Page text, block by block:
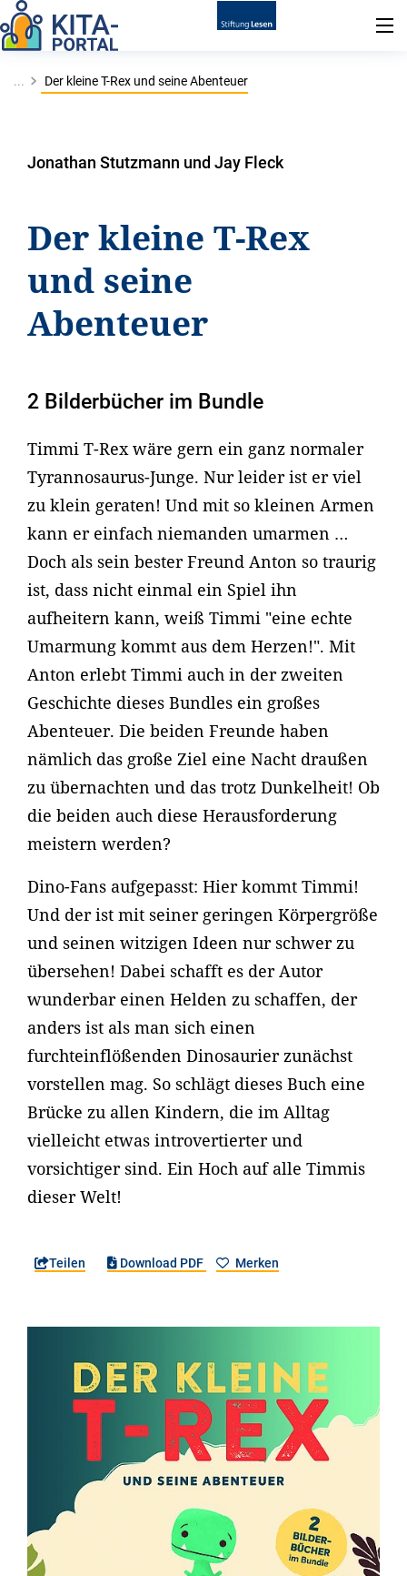
... Der kleine T-Rex und seine Abenteuer
Jonathan Stutzmann und Jay Fleck
Der kleine T-Rex
und seine
Abenteuer
2 Bilderbücher im Bundle
Timmi T-Rex wäre gern ein ganz normaler
Tyrannosaurus-Junge. Nur leider ist er viel
zu klein geraten! Und mit so kleinen Armen
kann er einfach niemanden umarmen …
Doch als sein bester Freund Anton so traurig
ist, dass nicht einmal ein Spiel ihn
aufheitern kann, weiß Timmi "eine echte
Umarmung kommt aus dem Herzen!". Mit
Anton erlebt Timmi auch in der zweiten
Geschichte dieses Bundles ein großes
Abenteuer. Die beiden Freunde haben
nämlich das große Ziel eine Nacht draußen
zu übernachten und das trotz Dunkelheit! Ob
die beiden auch diese Herausforderung
meistern werden?
Dino-Fans aufgepasst: Hier kommt Timmi!
Und der ist mit seiner geringen Körpergröße
und seinen witzigen Ideen nur schwer zu
übersehen! Dabei schafft es der Autor
wunderbar einen Helden zu schaffen, der
anders ist als man sich einen
furchteinflößenden Dinosaurier zunächst
vorstellen mag. So schlägt dieses Buch eine
Brücke zu allen Kindern, die im Alltag
vielleicht etwas introvertierter und
vorsichtiger sind. Ein Hoch auf alle Timmis
dieser Welt!
Teilen Download PDF Merken